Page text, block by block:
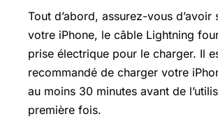
Tout d’abord, assurez-vous d’avoir
votre iPhone, le câble Lightning
prise électrique pour le charger. Il
recommandé de charger votre
au moins 30 minutes avant de
première fois.